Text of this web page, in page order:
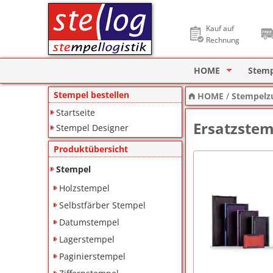
Kauf auf
Rechnung
HOME
Stempel Designer
Stempel bestellen
Startseite
Stempel Designer
Produktübersicht
Stempel
Holzstempel
Selbstfärber Stempel
Datumstempel
Lagerstempel
Paginierstempel
HOME /